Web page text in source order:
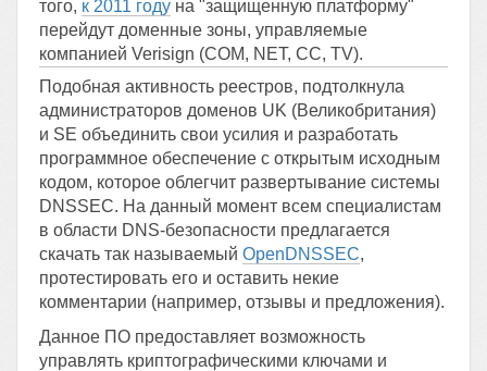
того, к 2011 году на "защищенную платформу"
перейдут доменные зоны, управляемые
компанией Verisign (COM, NET, CC, TV).
Подобная активность реестров, подтолкнула
администраторов доменов UK (Великобритания)
и SE объединить свои усилия и разработать
программное обеспечение с открытым исходным
кодом, которое облегчит развертывание системы
DNSSEC. На данный момент всем специалистам
в области DNS-безопасности предлагается
скачать так называемый OpenDNSSEC,
протестировать его и оставить некие
комментарии (например, отзывы и предложения).
Данное ПО предоставляет возможность
управлять криптографическими ключами и